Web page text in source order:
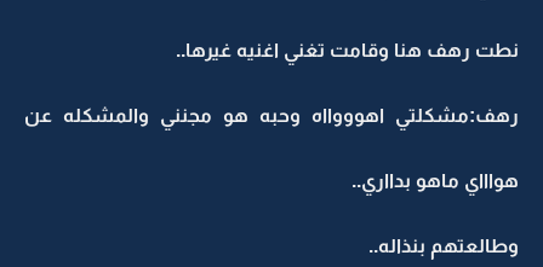
نطت رهف هنا وقامت تغني اغنيه غيرها..
رهف:مشكلتي اهوووااه وحبه هو مجنني والمشكله عن
هواااي ماهو بدااري..
وطالعتهم بنذاله..